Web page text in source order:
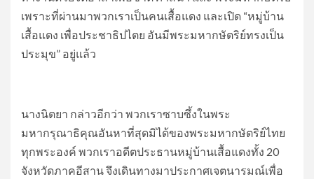
เพราะที่ผ่านมาพวกเราเป็นคนเสื้อแดง และเปิด “หมู่บ้าน
เสื้อแดง เพื่อประชาธิปไตย อันมีพระมหากษัตริย์ทรงเป็น
ประมุข” อยู่แล้ว
นางนิตยา กล่าวอีกว่า พวกเราซาบซึ้งในพระ
มหากรุณาธิคุณอันหาที่สุดมิได้ของพระมหากษัตริย์ไทย
ทุกพระองค์ พวกเราอดีตประธานหมู่บ้านเสื้อแดงทั้ง 20
จังหวัดภาคอีสาน จึงเดินทางมาประกาศเจตนารมณ์เพื่อ